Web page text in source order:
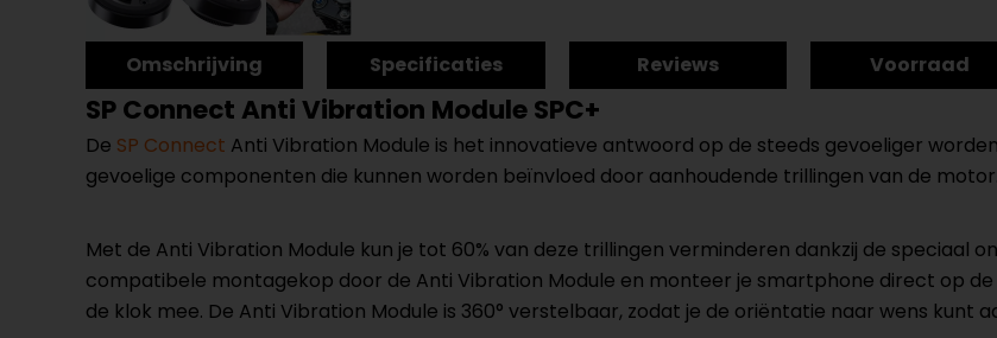
Omschrijving Specificaties Reviews Voorraad
SP Connect Anti Vibration Module SPC+
De SP Connect Anti Vibration Module is het innovatieve antwoord op de steeds gevoeliger
gevoelige componenten die kunnen worden beïnvloed door aanhoudende trillingen van de motor.
Met de Anti Vibration Module kun je tot 60% van deze trillingen verminderen dankzij de speciaal
compatibele montagekop door de Anti Vibration Module en monteer je smartphone direct op
de klok mee. De Anti Vibration Module is 360° verstelbaar, zodat je de oriëntatie naar wens kunt